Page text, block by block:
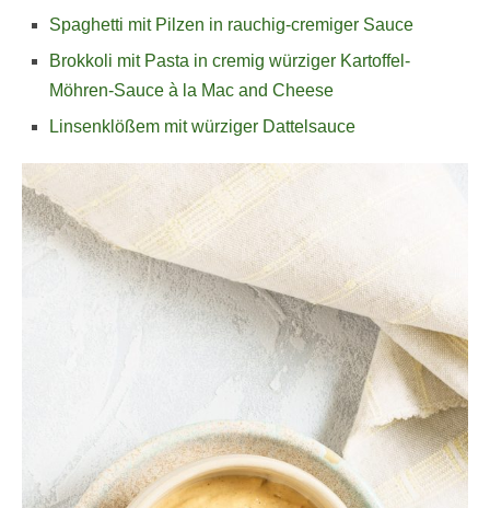
Spaghetti mit Pilzen in rauchig-cremiger Sauce
Brokkoli mit Pasta in cremig würziger Kartoffel-
Möhren-Sauce à la Mac and Cheese
Linsenklößem mit würziger Dattelsauce